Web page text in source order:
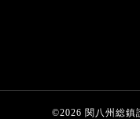
©2026 関八州総鎮